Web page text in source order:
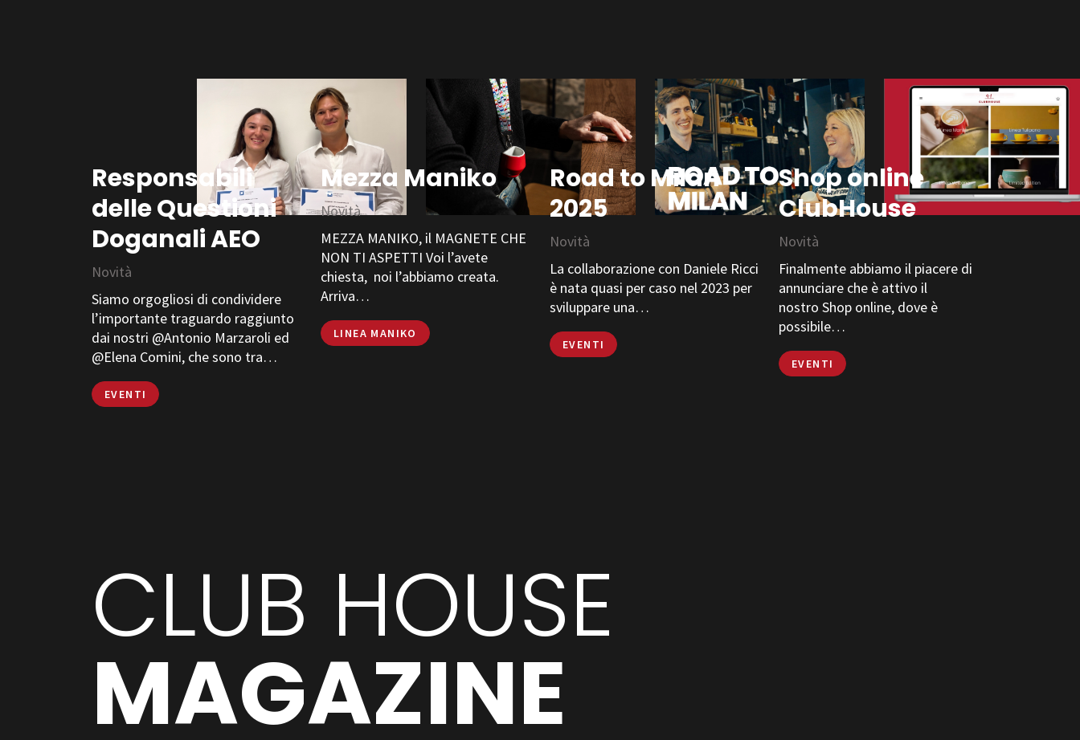
Responsabili
delle Questioni
Doganali AEO
Novità
Siamo orgogliosi di condividere
l’importante traguardo raggiunto
dai nostri @Antonio Marzaroli ed
@Elena Comini, che sono tra…
EVENTI
Mezza Maniko
Novità
MEZZA MANIKO, il MAGNETE CHE
NON TI ASPETTI Voi l’avete
chiesta, noi l’abbiamo creata.
Arriva…
LINEA MANIKO
Road to Milan
2025
Novità
La collaborazione con Daniele Ricci
è nata quasi per caso nel 2023 per
sviluppare una…
EVENTI
Shop online
ClubHouse
Novità
Finalmente abbiamo il piacere di
annunciare che è attivo il
nostro Shop online, dove è
possibile…
EVENTI
CLUB HOUSE
MAGAZINE